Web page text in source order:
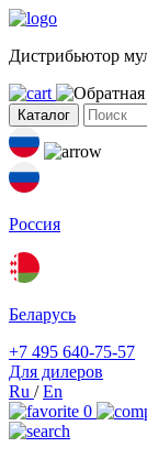
Дистрибьютор
Каталог
Россия
Беларусь
+7 495 640-75-57
Для дилеров
Ru /En
0